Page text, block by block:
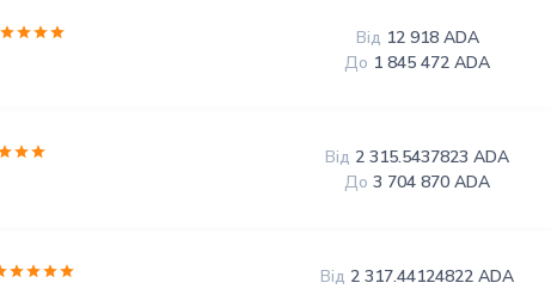
Від 12 918 ADA
До 1 845 472 ADA
Від 2 315.5437823 ADA
До 3 704 870 ADA
Від 2 317.44124822 ADA